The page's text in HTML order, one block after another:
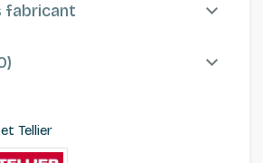
fabricant
Tellier